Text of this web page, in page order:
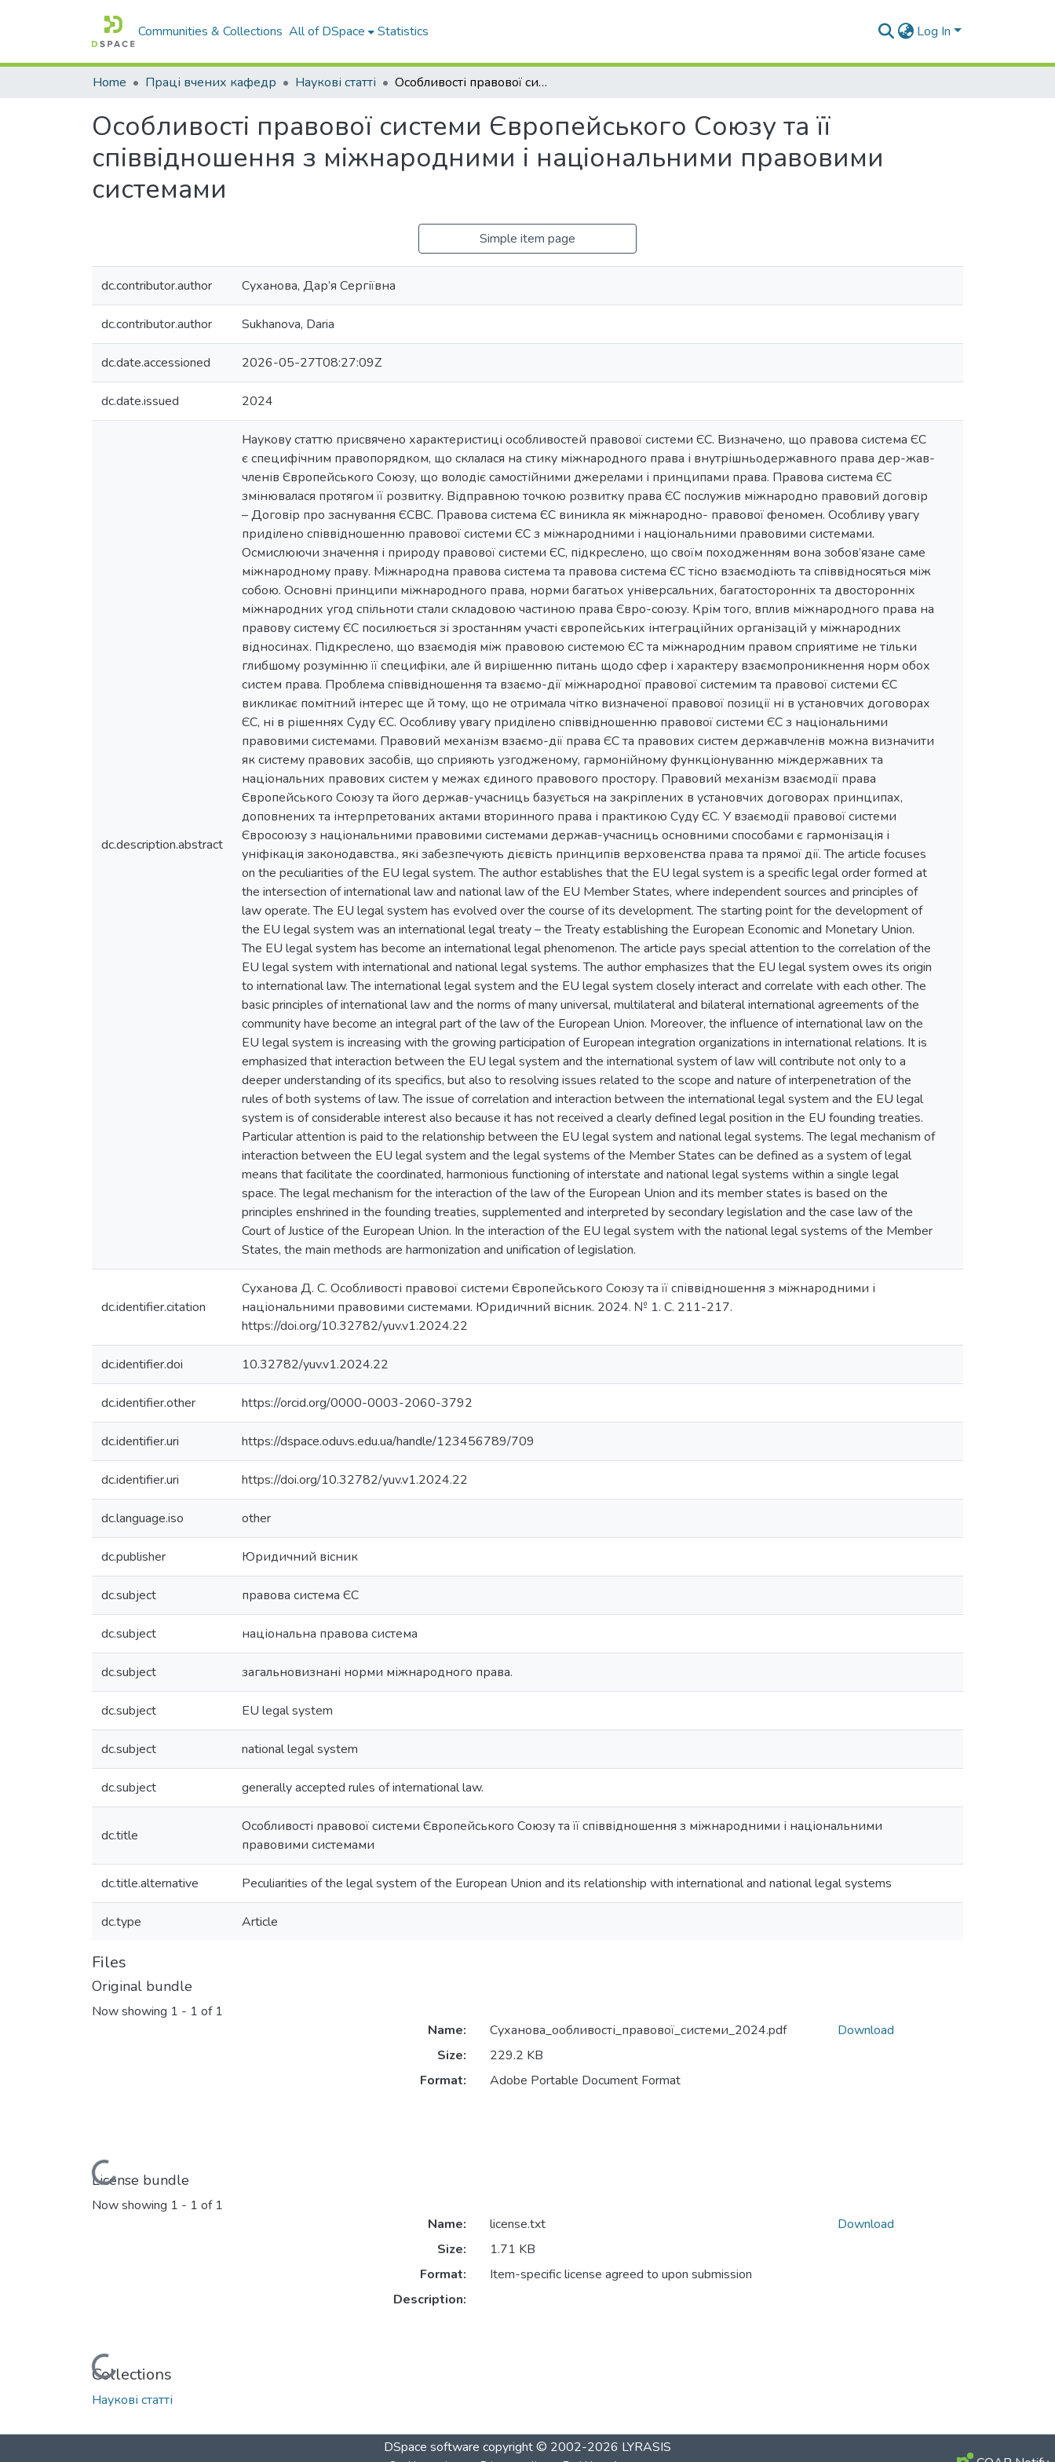
Communities & Collections All of DSpace Statistics Log In
Home Праці вчених кафедр Наукові статті Особливості правової системи Європейського Союзу та її співвідношення з міжнародними і національними правовими системами
Особливості правової системи Європейського Союзу та її
співвідношення з міжнародними і національними правовими
системами
Simple item page
dc.contributor.author Суханова, Дар’я Сергіївна
dc.contributor.author Sukhanova, Daria
dc.date.accessioned 2026-05-27T08:27:09Z
dc.date.issued 2024
dc.description.abstract
Наукову статтю присвячено характеристиці особливостей правової системи ЄС. Визначено, що правова система ЄС
є специфічним правопорядком, що склалася на стику міжнародного права і внутрішньодержавного права дер-жав-
членів Європейського Союзу, що володіє самостійними джерелами і принципами права. Правова система ЄС
змінювалася протягом її розвитку. Відправною точкою розвитку права ЄС послужив міжнародно правовий договір
– Договір про заснування ЄСВС. Правова система ЄС виникла як міжнародно- правової феномен. Особливу увагу
приділено співвідношенню правової системи ЄС з міжнародними і національними правовими системами.
Осмислюючи значення і природу правової системи ЄС, підкреслено, що своїм походженням вона зобов’язане саме
міжнародному праву. Міжнародна правова система та правова система ЄС тісно взаємодіють та співвідносяться між
собою. Основні принципи міжнародного права, норми багатьох універсальних, багатосторонніх та двосторонніх
міжнародних угод спільноти стали складовою частиною права Євро-союзу. Крім того, вплив міжнародного права на
правову систему ЄС посилюється зі зростанням участі європейських інтеграційних організацій у міжнародних
відносинах. Підкреслено, що взаємодія між правовою системою ЄС та міжнародним правом сприятиме не тільки
глибшому розумінню її специфіки, але й вирішенню питань щодо сфер і характеру взаємопроникнення норм обох
систем права. Проблема співвідношення та взаємо-дії міжнародної правової системим та правової системи ЄС
викликає помітний інтерес ще й тому, що не отримала чітко визначеної правової позиції ні в установчих договорах
ЄС, ні в рішеннях Суду ЄС. Особливу увагу приділено співвідношенню правової системи ЄС з національними
правовими системами. Правовий механізм взаємо-дії права ЄС та правових систем державчленів можна визначити
як систему правових засобів, що сприяють узгодженому, гармонійному функціонуванню міждержавних та
національних правових систем у межах єдиного правового простору. Правовий механізм взаємодії права
Європейського Союзу та його держав-учасниць базується на закріплених в установчих договорах принципах,
доповнених та інтерпретованих актами вторинного права і практикою Суду ЄС. У взаємодії правової системи
Євросоюзу з національними правовими системами держав-учасниць основними способами є гармонізація і
уніфікація законодавства., які забезпечують дієвість принципів верховенства права та прямої дії. The article focuses
on the peculiarities of the EU legal system. The author establishes that the EU legal system is a specific legal order formed at
the intersection of international law and national law of the EU Member States, where independent sources and principles of
law operate. The EU legal system has evolved over the course of its development. The starting point for the development of
the EU legal system was an international legal treaty – the Treaty establishing the European Economic and Monetary Union.
The EU legal system has become an international legal phenomenon. The article pays special attention to the correlation of the
EU legal system with international and national legal systems. The author emphasizes that the EU legal system owes its origin
to international law. The international legal system and the EU legal system closely interact and correlate with each other. The
basic principles of international law and the norms of many universal, multilateral and bilateral international agreements of the
community have become an integral part of the law of the European Union. Moreover, the influence of international law on the
EU legal system is increasing with the growing participation of European integration organizations in international relations. It is
emphasized that interaction between the EU legal system and the international system of law will contribute not only to a
deeper understanding of its specifics, but also to resolving issues related to the scope and nature of interpenetration of the
rules of both systems of law. The issue of correlation and interaction between the international legal system and the EU legal
system is of considerable interest also because it has not received a clearly defined legal position in the EU founding treaties.
Particular attention is paid to the relationship between the EU legal system and national legal systems. The legal mechanism of
interaction between the EU legal system and the legal systems of the Member States can be defined as a system of legal
means that facilitate the coordinated, harmonious functioning of interstate and national legal systems within a single legal
space. The legal mechanism for the interaction of the law of the European Union and its member states is based on the
principles enshrined in the founding treaties, supplemented and interpreted by secondary legislation and the case law of the
Court of Justice of the European Union. In the interaction of the EU legal system with the national legal systems of the Member
States, the main methods are harmonization and unification of legislation.
dc.identifier.citation
Суханова Д. С. Особливості правової системи Європейського Союзу та її співвідношення з міжнародними і
національними правовими системами. Юридичний вісник. 2024. № 1. С. 211-217.
https://doi.org/10.32782/yuv.v1.2024.22
dc.identifier.doi 10.32782/yuv.v1.2024.22
dc.identifier.other https://orcid.org/0000-0003-2060-3792
dc.identifier.uri https://dspace.oduvs.edu.ua/handle/123456789/709
dc.identifier.uri https://doi.org/10.32782/yuv.v1.2024.22
dc.language.iso other
dc.publisher Юридичний вісник
dc.subject правова система ЄС
dc.subject національна правова система
dc.subject загальновизнані норми міжнародного права.
dc.subject EU legal system
dc.subject national legal system
dc.subject generally accepted rules of international law.
dc.title
Особливості правової системи Європейського Союзу та її співвідношення з міжнародними і національними
правовими системами
dc.title.alternative Peculiarities of the legal system of the European Union and its relationship with international and national legal systems
dc.type Article
Files
Original bundle
Now showing 1 - 1 of 1
Loading...
Name:
Суханова_ообливості_правової_системи_2024.pdf
Size:
229.2 KB
Format:
Adobe Portable Document Format
Download
License bundle
Now showing 1 - 1 of 1
Loading...
Name:
license.txt
Size:
1.71 KB
Format:
Item-specific license agreed to upon submission
Description:
Download
Collections
Наукові статті
DSpace software copyright © 2002-2026 LYRASIS